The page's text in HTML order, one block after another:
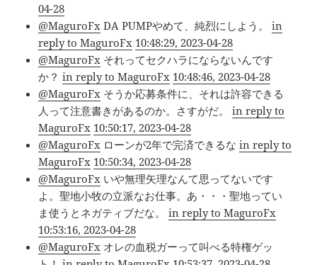
04-28
@MaguroFx DA PUMPやめて、純烈にしよう。in
reply to MaguroFx 10:48:29, 2023-04-28
@MaguroFx それってセクハラにならないんです
か？in reply to MaguroFx 10:48:46, 2023-04-28
@MaguroFx そうか応募条件に、それは許容できる
人って注意書きがあるのか。さすがだ。in reply to
MaguroFx 10:50:17, 2023-04-28
@MaguroFx ローンが2年で完済できるなin reply to
MaguroFx 10:50:34, 2023-04-28
@MaguroFx いや無理矢理なんて思ってないです
よ。聖地小牧の立派なお仕事。あ・・・聖地ってい
ま使うとネガティブだな。in reply to MaguroFx
10:53:16, 2023-04-28
@MaguroFx オレの血税ガーって叫べる特権ゲッ